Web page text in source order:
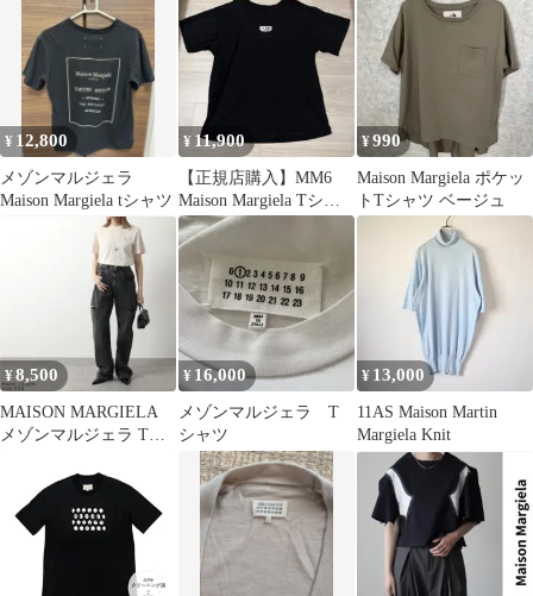
ー Tシャツ
¥ 12,800
メゾンマルジェラ
Maison Margiela tシャツ
¥ 11,900
【正規店購入】MM6
Maison Margiela Tシャ
ツ ブラック
¥990
Maison Margiela ポケッ
トTシャツ ベージュ
¥8,500
MAISON MARGIELA
メゾンマルジェラ Tシ
¥ 16,000
メゾンマルジェラ T
シャツ
¥ 13,000
11AS Maison Martin
Margiela Knit